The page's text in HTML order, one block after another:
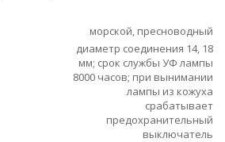
морской, пресноводный
диаметр соединения 14, 18
мм; срок службы УФ лампы
8000 часов; при вынимании
лампы из кожуха
срабатывает
предохранительный
выключатель